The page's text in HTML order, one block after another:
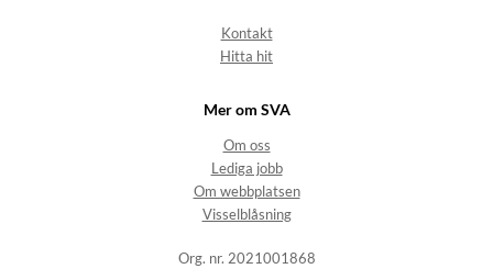
Kontakt
Hitta hit
Mer om SVA
Om oss
Lediga jobb
Om webbplatsen
Visselblåsning
Org. nr. 2021001868